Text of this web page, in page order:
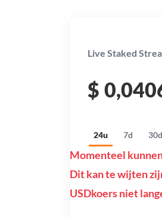
Live Staked
$
24u 7d 30d
Momenteel
Dit kan te wijten
USDkoers niet